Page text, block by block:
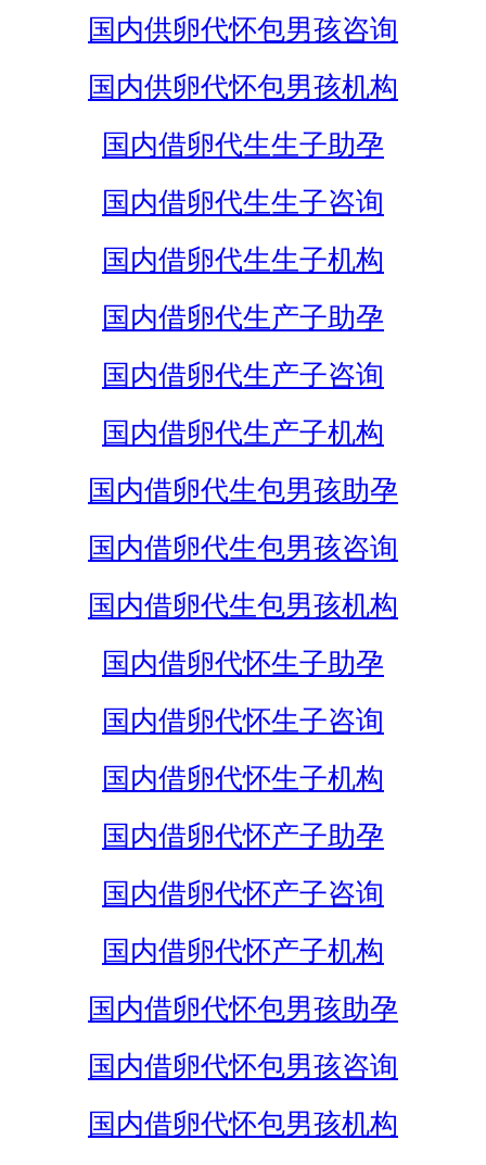
国内供卵代怀包男孩咨询
国内供卵代怀包男孩机构
国内借卵代生生子助孕
国内借卵代生生子咨询
国内借卵代生生子机构
国内借卵代生产子助孕
国内借卵代生产子咨询
国内借卵代生产子机构
国内借卵代生包男孩助孕
国内借卵代生包男孩咨询
国内借卵代生包男孩机构
国内借卵代怀生子助孕
国内借卵代怀生子咨询
国内借卵代怀生子机构
国内借卵代怀产子助孕
国内借卵代怀产子咨询
国内借卵代怀产子机构
国内借卵代怀包男孩助孕
国内借卵代怀包男孩咨询
国内借卵代怀包男孩机构